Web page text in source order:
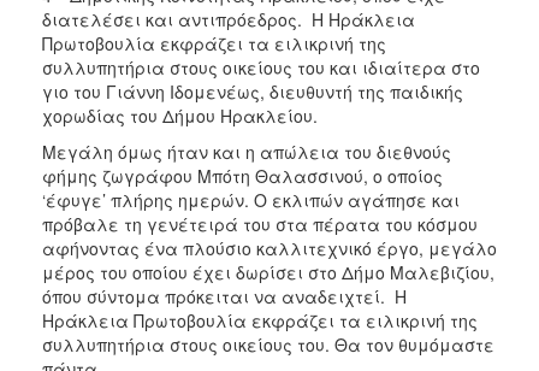
ΠΟΛΙΤΙΣΜΟΣ
ΑΝΘΕΚΤΙΚΗ
ΠΟΛΗ
διατελέσει και αντιπρόεδρος. Η Ηράκλεια
Πρωτοβουλία εκφράζει τα ειλικρινή της
συλλυπητήρια στους οικείους του και ιδιαίτερα στο
γιο του Γιάννη Ιδομενέως, διευθυντή της παιδικής
χορωδίας του Δήμου Ηρακλείου.
Μεγάλη όμως ήταν και η απώλεια του διεθνούς
φήμης ζωγράφου Μπότη Θαλασσινού, ο οποίος
‘έφυγε’ πλήρης ημερών. Ο εκλιπών αγάπησε και
πρόβαλε τη γενέτειρά του στα πέρατα του κόσμου
αφήνοντας ένα πλούσιο καλλιτεχνικό έργο, μεγάλο
μέρος του οποίου έχει δωρίσει στο Δήμο Μαλεβιζίου,
όπου σύντομα πρόκειται να αναδειχτεί. Η
Ηράκλεια Πρωτοβουλία εκφράζει τα ειλικρινή της
συλλυπητήρια στους οικείους του. Θα τον θυμόμαστε